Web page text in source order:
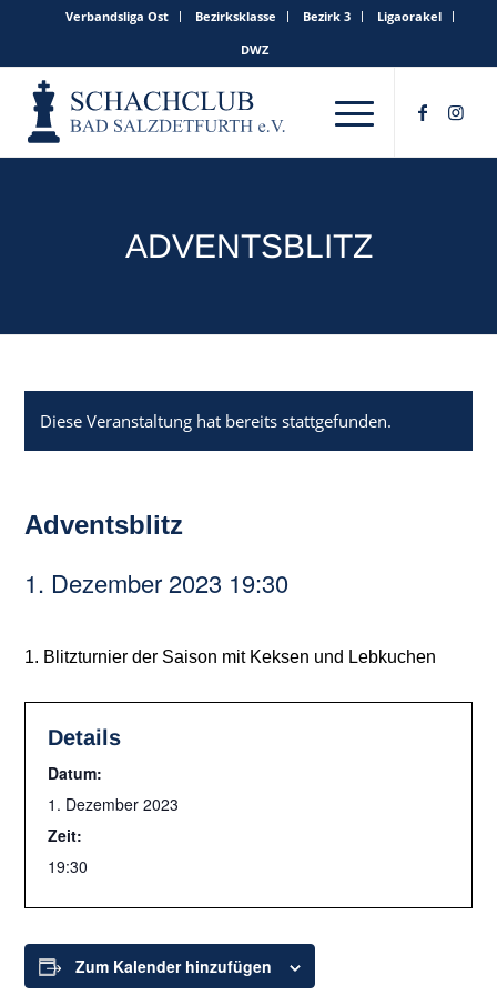
Verbandsliga Ost Bezirksklasse Bezirk 3
Ligaorakel
DWZ
ADVENTSBLITZ
Diese Veranstaltung hat bereits stattgefunden.
Adventsblitz
1. Dezember 2023 19:30
1. Blitzturnier der Saison mit Keksen und Lebkuchen
Details
Datum:
1. Dezember 2023
Zeit:
19:30
Zum Kalender hinzufügen